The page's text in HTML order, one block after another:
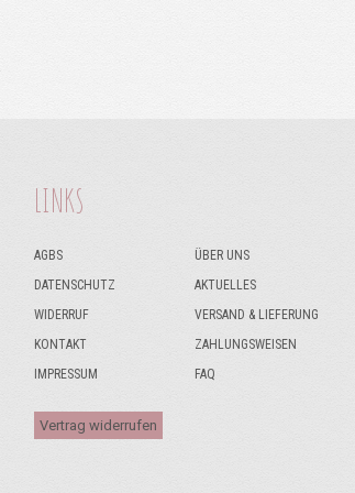
LINKS
AGBS
DATENSCHUTZ
WIDERRUF
KONTAKT
IMPRESSUM
ÜBER UNS
AKTUELLES
VERSAND & LIEFERUNG
ZAHLUNGSWEISEN
FAQ
Vertrag widerrufen